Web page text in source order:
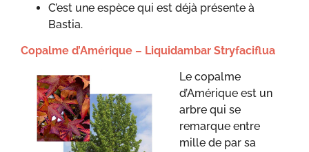
C’est une espèce qui est déjà présente à
Bastia.
Copalme d’Amérique – Liquidambar Stryfaciflua
Le copalme
d’Amérique est un
arbre qui se
remarque entre
mille de par sa